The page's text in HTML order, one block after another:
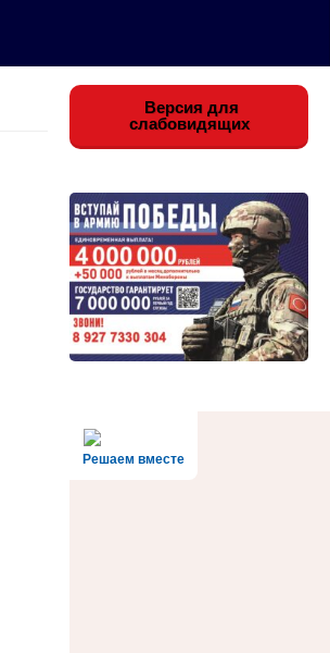
Версия для
слабовидящих
Решаем вместе